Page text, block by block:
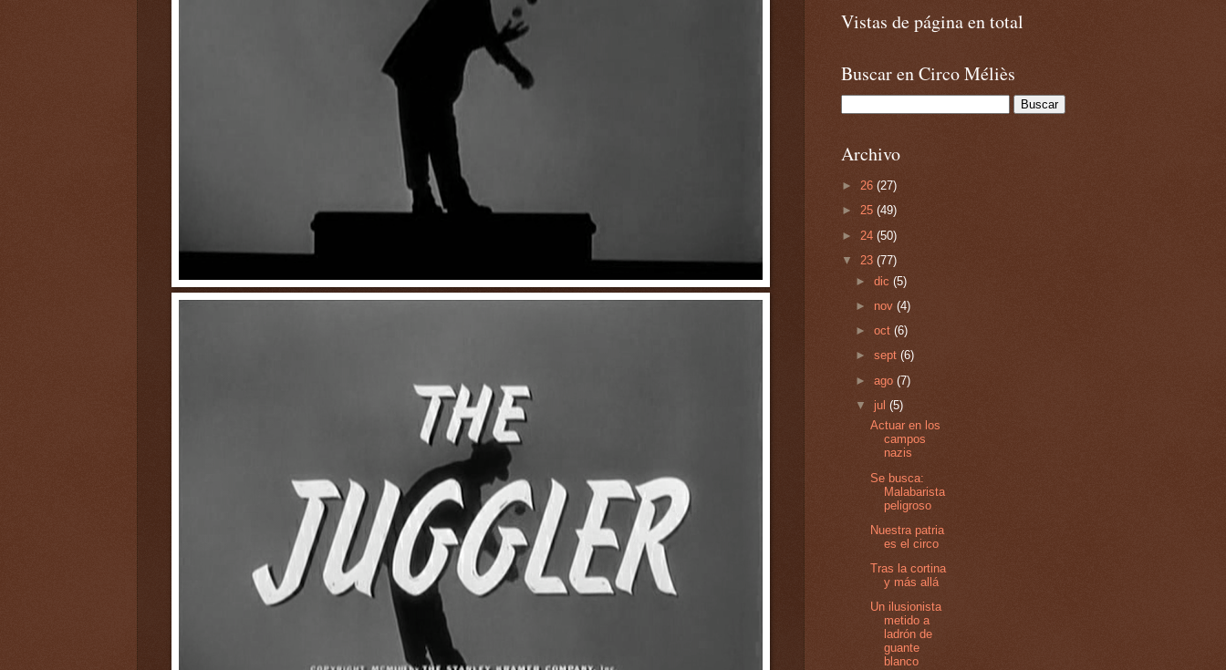
Vistas de página en total
Buscar en Circo Méliès
Archivo
► 26 (27)
► 25 (49)
► 24 (50)
▼ 23 (77)
►dic(5)
► nov(4)
►oct(6)
►sept(6)
►ago(7)
▼ jul(5)
Actuar en los
campos
nazis
Se busca:
Malabarista
peligroso
Nuestra patria
es el circo
Tras la cortina
y más allá
Un ilusionista
metido a
ladrón de
guante
blanco